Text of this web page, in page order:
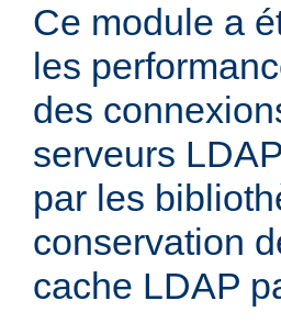
Ce module a
les
des
serveurs
par les
conservation
cache LDAP